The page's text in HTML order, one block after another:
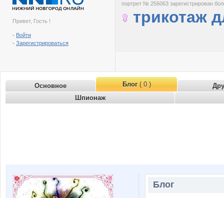
Привет, Гость !
- Войти
- Зарегистрироваться
портрет № 256063 зарегистрирован
трикотаж
Основное Блог( 0 )
Шпионаж
Блог